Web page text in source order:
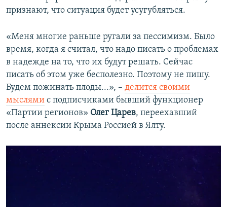
признают, что ситуация будет усугубляться.
«Меня многие раньше ругали за пессимизм. Было
время, когда я считал, что надо писать о проблемах
в надежде на то, что их будут решать. Сейчас
писать об этом уже бесполезно. Поэтому не пишу.
Будем пожинать плоды...», – делится своими
мыслями с подписчиками бывший функционер
«Партии регионов» Олег Царев, переехавший
после аннексии Крыма Россией в Ялту.